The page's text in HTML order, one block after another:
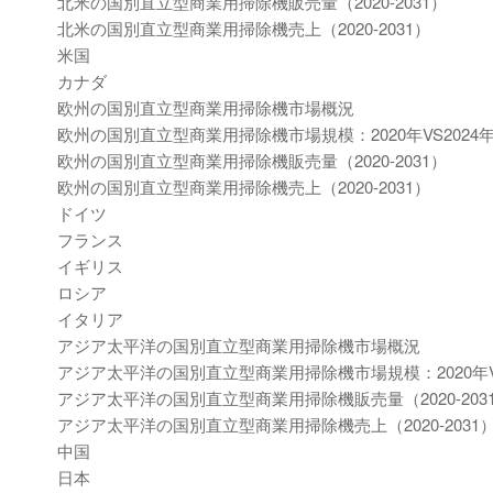
北米の国別直立型商業用掃除機売上（2020-2031）
米国
カナダ
欧州の国別直立型商業用掃除機市場概況
欧州の国別直立型商業用掃除機市場規模：2020年VS2024
欧州の国別直立型商業用掃除機販売量（2020-2031）
欧州の国別直立型商業用掃除機売上（2020-2031）
ドイツ
フランス
イギリス
ロシア
イタリア
アジア太平洋の国別直立型商業用掃除機市場概況
アジア太平洋の国別直立型商業用掃除機市場規模：2020年
アジア太平洋の国別直立型商業用掃除機販売量（2020-2031
アジア太平洋の国別直立型商業用掃除機売上（2020-2031）
中国
日本